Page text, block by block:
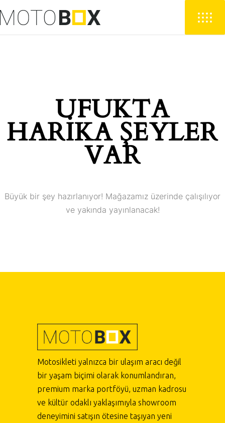
UFUKTA
HARIKA ŞEYLER
VAR
Büyük bir şey hazırlanıyor! Mağazamız üzerinde çalışılıyor
ve yakında yayınlanacak!
Motosikleti yalnızca bir ulaşım aracı değil
bir yaşam biçimi olarak konumlandıran,
premium marka portföyü, uzman kadrosu
ve kültür odaklı yaklaşımıyla showroom
deneyimini satışın ötesine taşıyan yeni